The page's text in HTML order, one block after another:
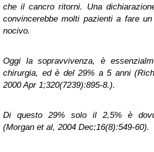
che il cancro ritorni. Una
convincerebbe molti pazienti a fare
nocivo.
Oggi la sopravvivenza, è
chirurgia, ed è del 29% a 5 anni
2000 Apr 1;320(7239):895-8.).
Di questo 29% solo il 2,5% è
(Morgan et al, 2004 Dec;16(8):549-60).